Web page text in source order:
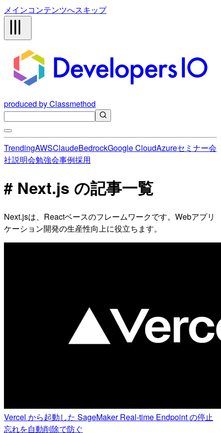
メインコンテンツへスキップ
produced by Classmethod
TrendingAWSClaudeBedrockGoogle CloudAzureセミナー会
社説明会勉強会事例採用
# Next.js の記事一覧
Next.jsは、Reactベースのフレームワークです。Webアプリ
ケーション開発の生産性向上に役立ちます。
Vercel から起動した SageMaker Real-time Endpoint の停止
忘れを自動削除で防ぐ